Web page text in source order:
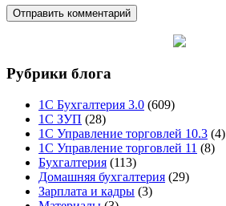
Рубрики блога
1С Бухгалтерия 3.0 (609)
1С ЗУП (28)
1С Управление торговлей 10.3 (4)
1С Управление торговлей 11 (8)
Бухгалтерия (113)
Домашняя бухгалтерия (29)
Зарплата и кадры (3)